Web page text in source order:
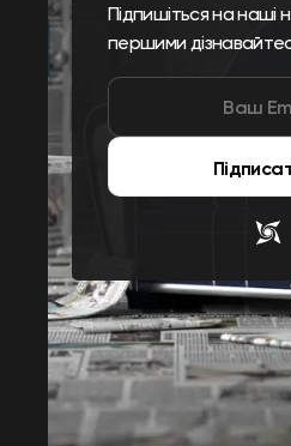
Підпишіться на наші
першими